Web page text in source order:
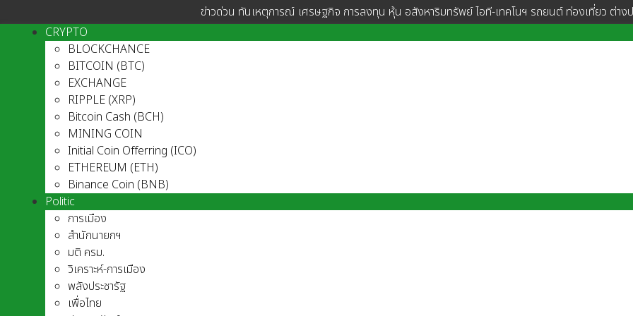
ข่าวด่วน ทันเหตุการณ์ เศรษฐกิจ การลงทุน หุ้น อสังหาริมทรัพย์ ไอที-เทคโนฯ รถยนต์ ท่องเที่ยว ต่างป
CRYPTO
BLOCKCHANCE
BITCOIN (BTC)
EXCHANGE
RIPPLE (XRP)
Bitcoin Cash (BCH)
MINING COIN
Initial Coin Offerring (ICO)
ETHEREUM (ETH)
Binance Coin (BNB)
Politic
การเมือง
สำนักนายกฯ
มติ ครม.
วิเคราะห์-การเมือง
พลังประชารัฐ
เพื่อไทย